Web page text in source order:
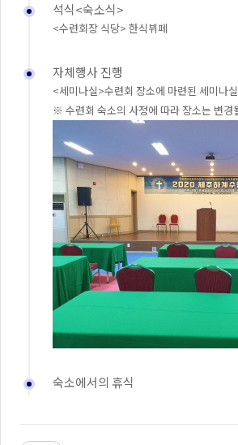
석식<숙소식>
<수련회장 식당> 한식뷔페
자체행사 진행
<세미나실>수련회 장소에 마련된 세미나
※ 수련회 숙소의 사정에 따라 장소는 변경
숙소에서의 휴식